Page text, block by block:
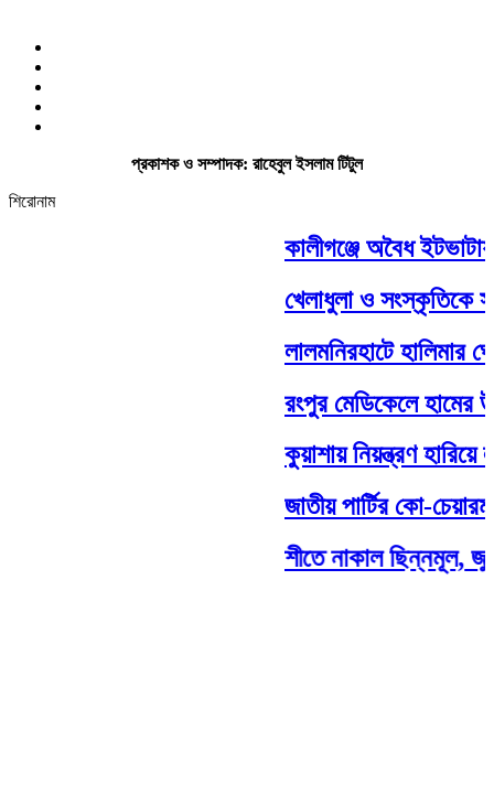
প্রকাশক ও সম্পাদক: রাহেবুল ইসলাম টিটুল
শিরোনাম
কালীগঞ্জে অবৈধ ইটভাটায় ৭
খেলাধুলা ও সংস্কৃতিকে
লালমনিরহাটে হালিমার
রংপুর মেডিকেলে হামের
কুয়াশায় নিয়ন্ত্রণ হারিয়ে
জাতীয় পার্টির কো-
শীতে নাকাল ছিন্নমূল,